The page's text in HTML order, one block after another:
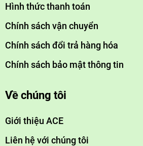
Hình thức thanh toán
Chính sách vận chuyển
Chính sách đổi trả hàng hóa
Chính sách bảo mật thông tin
Về chúng tôi
Giới thiệu ACE
Liên hệ với chúng tôi